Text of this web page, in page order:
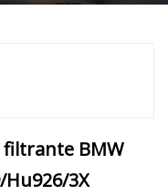
BMW
Hu926/3X